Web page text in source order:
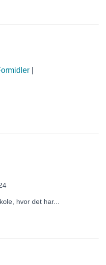
hvor det har...